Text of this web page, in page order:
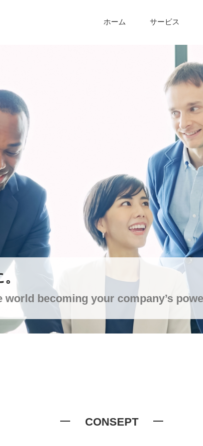
ホーム サービス
becoming your company’s
CONSEPT